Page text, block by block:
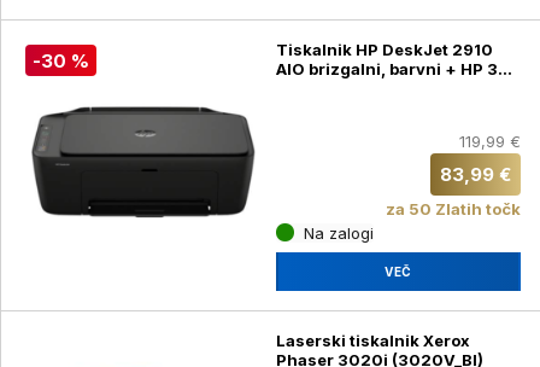
-30 %
Tiskalnik HP DeskJet 2910
AIO brizgalni, barvni + HP 308
119,99 €
83,99 €
za 50 Zlatih točk
Na zalogi
VEČ
Laserski tiskalnik Xerox
Phaser 3020i (3020V_BI)